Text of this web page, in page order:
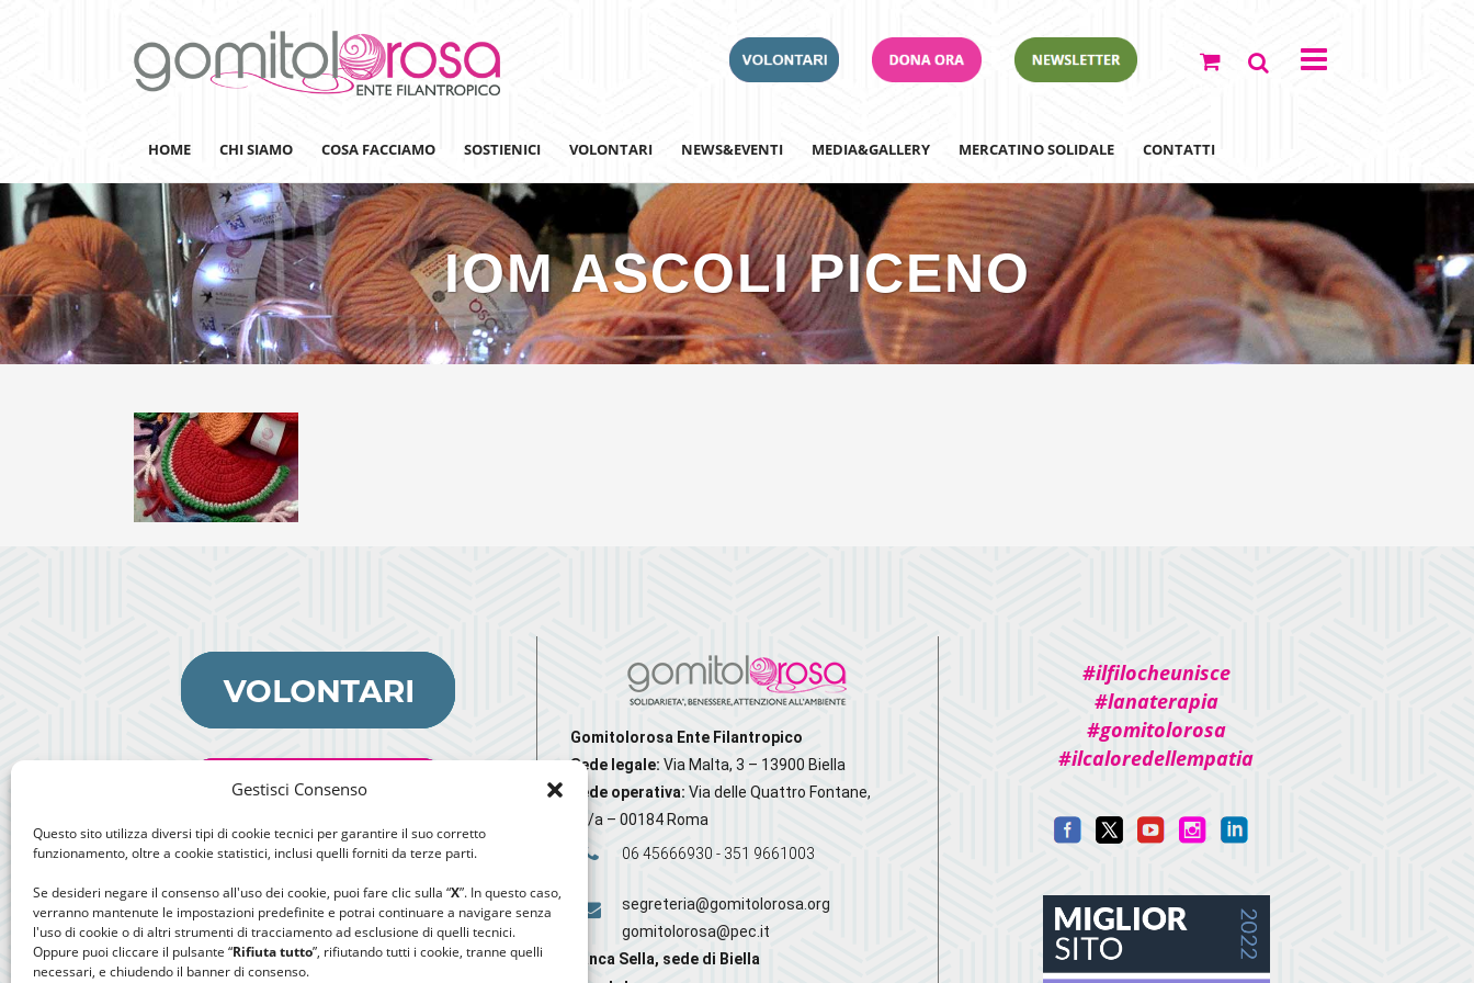
Gestisci Consenso
Questo sito utilizza diversi tipi di cookie tecnici per garantire il suo corretto
funzionamento, oltre a cookie statistici, inclusi quelli forniti da terze parti.
Se desideri negare il consenso all'uso dei cookie, puoi fare clic sulla “X”. In questo caso,
verranno mantenute le impostazioni predefinite e potrai continuare a navigare senza
l'uso di cookie o di altri strumenti di tracciamento ad esclusione di quelli tecnici.
Oppure puoi cliccare il pulsante “Rifiuta tutto”, rifiutando tutti i cookie, tranne quelli
necessari, e chiudendo il banner di consenso.
HOME CHI SIAMO COSA FACCIAMO
Lanaterapia
Ricerca
Sensibilizzazione
SOSTIENICI
Adotta un Ospedale
Team Building
VOLONTARI NEWS&EVENTI MEDIA&GALLERY MERCATINO SOLIDALE CONTATTI
IOM ASCOLI PICENO
Gomitolorosa Ente Filantropico
Sede legale: Via Malta, 3 – 13900 Biella
Sede operativa: Via delle Quattro Fontane,
20/a – 00184 Roma
06 45666930 - 351 9661003
segreteria@gomitolorosa.org
gomitolorosa@pec.it
Banca Sella, sede di Biella
#ilfilocheunisce
#lanaterapia
#gomitolorosa
#ilcaloredellempatia